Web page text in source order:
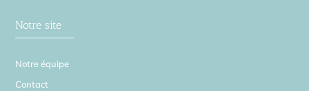
Notre site
Notre équipe
Contact